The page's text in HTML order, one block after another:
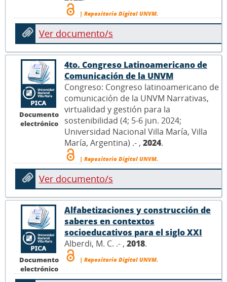
| Repositorio Digital UNVM.
Ver documento/s
Documento
electrónico
4to. Congreso Latinoamericano de
Comunicación de la UNVM
Congreso: Congreso latinoamericano de
comunicación de la UNVM Narrativas,
virtualidad y gestión para la
sostenibilidad (4; 5-6 jun. 2024;
Universidad Nacional Villa María, Villa
María, Argentina) .- , 2024.
| Repositorio Digital UNVM.
Ver documento/s
Documento
electrónico
Alfabetizaciones y construcción de
saberes en contextos
socioeducativos para el siglo XXI
Alberdi, M. C. .- , 2018.
| Repositorio Digital UNVM.